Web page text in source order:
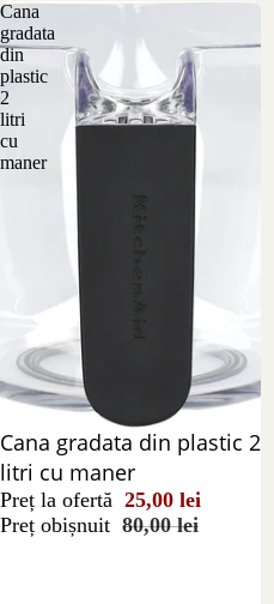
Cana
gradata
din
plastic
2
litri
cu
maner
Reducere 69%
Cana gradata din plastic 2
litri cu maner
Preț la ofertă 25,00 lei
Preț obișnuit 80,00 lei